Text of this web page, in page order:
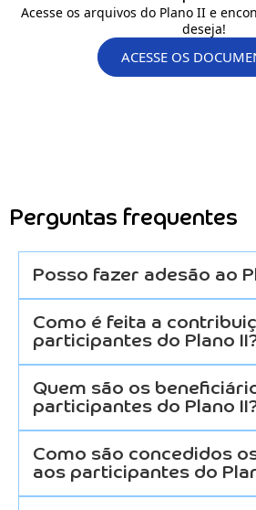
Acesse os arquivos do Plano II e
deseja!
ACESSE OS
Perguntas frequentes
Posso fazer adesão ao
Como é feita a
participantes do Plano
Quem são os
participantes do Plano
Como são concedidos
aos participantes do